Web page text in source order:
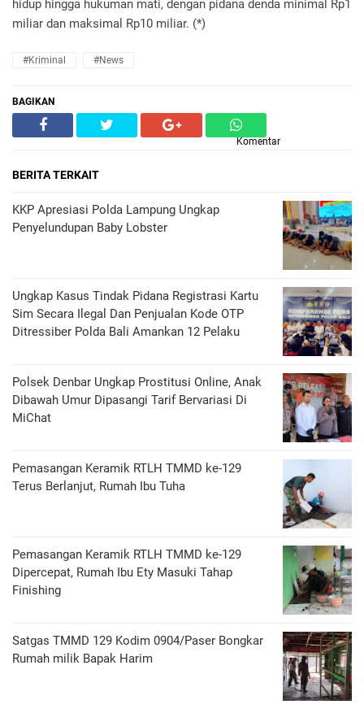
hidup hingga hukuman mati, dengan pidana denda minimal Rp1
miliar dan maksimal Rp10 miliar. (*)
#Kriminal #News
BAGIKAN
Komentar
BERITA TERKAIT
KKP Apresiasi Polda Lampung Ungkap
Penyelundupan Baby Lobster
Ungkap Kasus Tindak Pidana Registrasi Kartu
Sim Secara Ilegal Dan Penjualan Kode OTP
Ditressiber Polda Bali Amankan 12 Pelaku
Polsek Denbar Ungkap Prostitusi Online, Anak
Dibawah Umur Dipasangi Tarif Bervariasi Di
MiChat
Pemasangan Keramik RTLH TMMD ke-129
Terus Berlanjut, Rumah Ibu Tuha
Pemasangan Keramik RTLH TMMD ke-129
Dipercepat, Rumah Ibu Ety Masuki Tahap
Finishing
Satgas TMMD 129 Kodim 0904/Paser Bongkar
Rumah milik Bapak Harim